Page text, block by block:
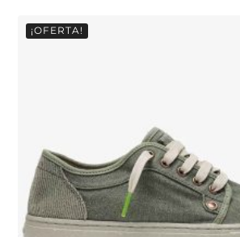
¡OFERTA!